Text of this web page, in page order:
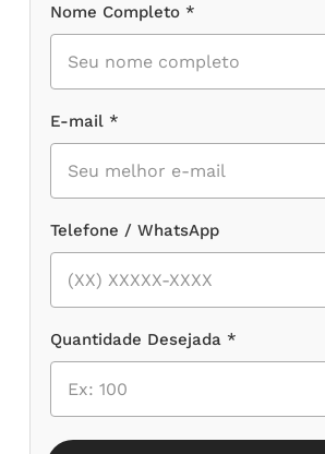
Nome Completo *
E-mail *
Telefone / WhatsApp
Quantidade Desejada *